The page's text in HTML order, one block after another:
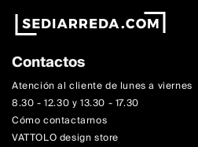
Contactos
Atención al cliente de lunes a viernes
8.30 - 12.30 y 13.30 - 17.30
Cómo contactarnos
VATTOLO design store